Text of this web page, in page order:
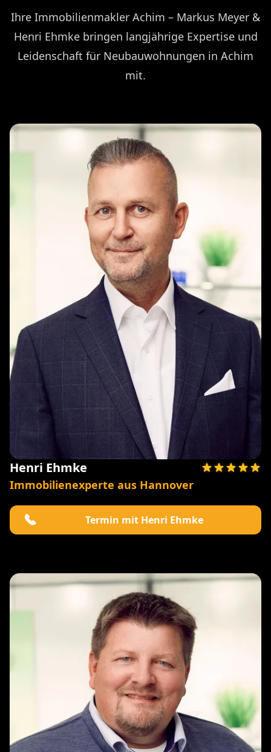
Ihre Immobilienmakler Achim – Markus Meyer &
Henri Ehmke bringen langjährige Expertise und
Leidenschaft für Neubauwohnungen in Achim
mit.
Henri Ehmke
Immobilienexperte aus Hannover
Termin mit Henri Ehmke